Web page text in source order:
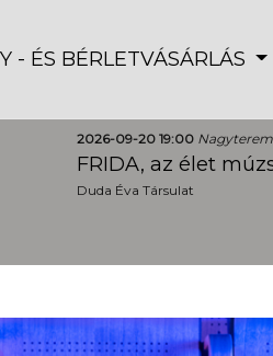
- ÉS BÉRLETVÁSÁRLÁS
2026-09-20 19:00 Nagyterem
FRIDA, az élet
Duda Éva Társulat